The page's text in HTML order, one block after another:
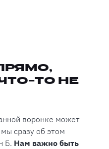
ТО НЕ
воронке может
сразу об этом
Б. Нам важно быть